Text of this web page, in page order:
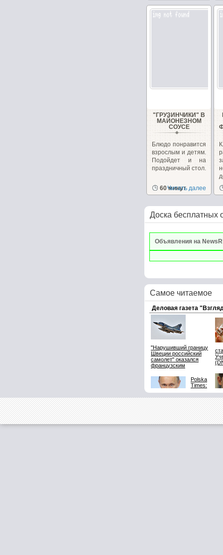
"ГРУЗИНЧИКИ" В
МАЙОНЕЗНОМ
СОУСЕ
Блюдо понравится
взрослым и детям.
Подойдет и на
праздничный стол.
60 минут
Читать далее
Доска бесплатных
Объявления на
Самое читаемое